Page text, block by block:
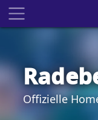
Offizielle